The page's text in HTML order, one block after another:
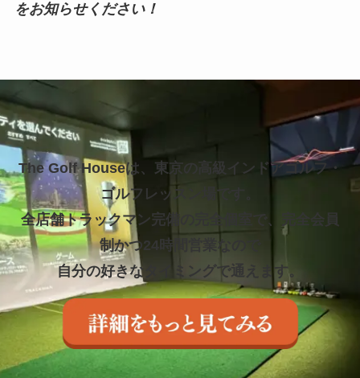
をお知らせください！
The Golf Houseは、東京の高級インドアゴルフ・
ゴルフレッスン場です。
全店舗トラックマン完備の完全個室で、完全会員
制かつ24時間営業なので
自分の好きなタイミングで通えます。